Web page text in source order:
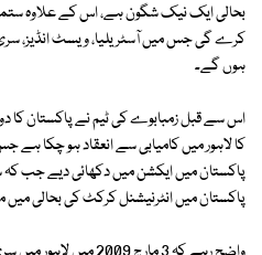
بحالی ایک نیک شگون ہے، اس کے علاوہ
کرے گی جس میں آسٹریلیا، ویسٹ انڈیز، سری
ہوں گے۔
اس سے قبل زمبابوے کی ٹیم نے پاکستان کا
کا لاہور میں کامیابی سے انعقاد ہو چکا ہے
پاکستان میں ایکشن میں دکھائی دیے جب
پاکستان میں انٹرنیشنل کرکٹ کی بحالی میں